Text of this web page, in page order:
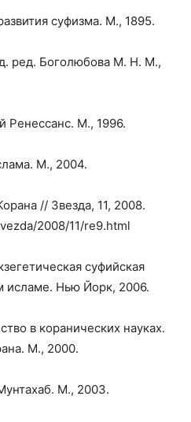
суфизма. М., 1895.
ред. Боголюбова М. Н. М.,
Ренессанс. М., 1996.
М., 2004.
// Звезда, 11, 2008.
2008/11/re9.html
суфийская
исламе. Нью Йорк, 2006.
в коранических науках.
М., 2000.
М., 2003.